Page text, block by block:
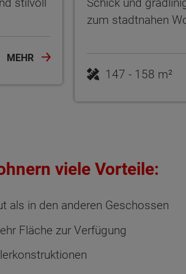
MEHR
zum stadtnahen
viele Vorteile:
als in den anderen Geschossen
Fläche zur Verfügung